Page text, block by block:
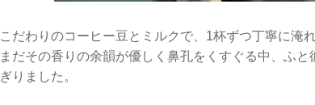
こだわりのコーヒー豆とミルクで、1杯ずつ丁寧に淹
まだその香りの余韻が優しく鼻孔をくすぐる中、ふ
ぎりました。